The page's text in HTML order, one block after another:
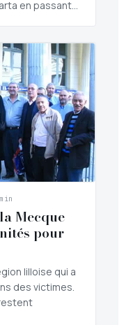
en passant…
Mecque
pour
lilloise qui a
des victimes.